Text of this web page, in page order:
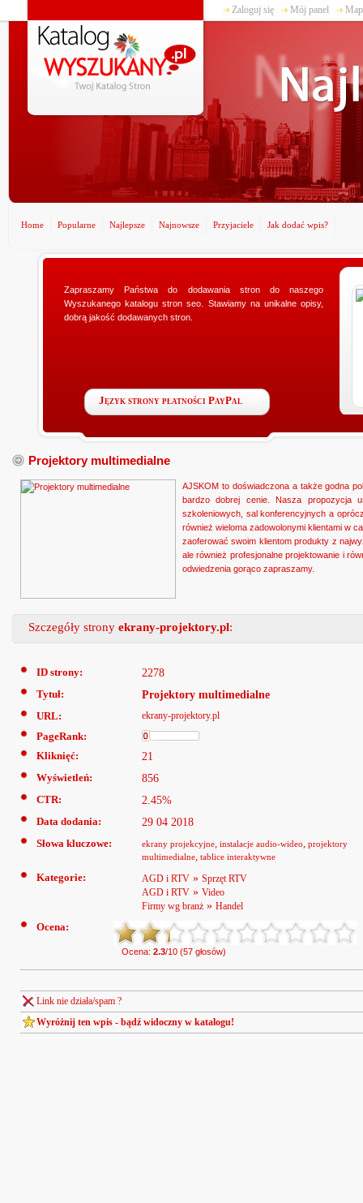
Zaloguj się Mój panel
Home Popularne Najlepsze Najnowsze Przyjaciele Jak dodać wpis?
Zapraszamy Państwa do dodawania stron do naszego
Wyszukanego katalogu stron seo. Stawiamy na unikalne opisy,
dobrą jakość dodawanych stron.
Język strony płatności PayPal
www.ministerstwogadzetow.com
Poszukujesz doskonałego prezentu dla swojej
dziewczyny? Specjalnie dla Was utworzyliśmy sklep
Projektory multimedialne
AJSKOM to doświadczona a także godna
bardzo dobrej cenie. Nasza propozycja
szkoleniowych, sal konferencyjnych a
również wieloma zadowolonymi klientami w
zaoferować swoim klientom produkty z
ale również profesjonalne projektowanie i
odwiedzenia gorąco zapraszamy.
Szczegóły strony ekrany-projektory.pl:
ID strony: 2278
Tytuł: Projektory multimedialne
URL: ekrany-projektory.pl
PageRank:
Kliknięć:
21
Wyświetleń: 856
CTR: 2.45%
Data dodania: 29 04 2018
Słowa kluczowe: ekrany projekcyjne, instalacje audio-wideo, projektory
multimedialne, tablice interaktywne
Kategorie: AGD i RTV » Sprzęt RTV
AGD i RTV » Video
Firmy wg branż » Handel
Ocena:
Ocena: 2.3/10 (57 głosów)
Link nie działa/spam ?
Wyróżnij ten wpis - bądź widoczny w katalogu!